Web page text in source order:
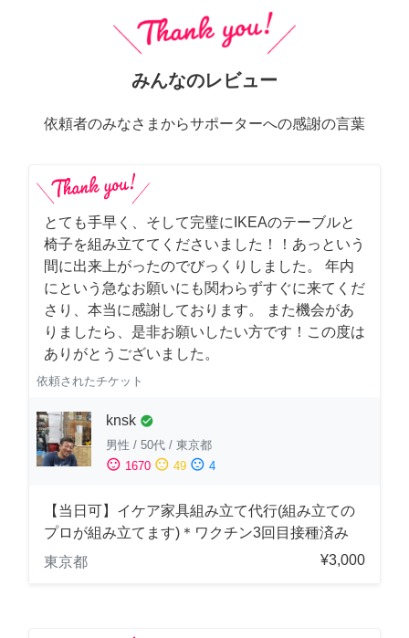
みんなのレビュー
依頼者のみなさまからサポーターへの感謝の言葉
とても手早く、そして完璧にIKEAのテーブルと
椅子を組み立ててくださいました！！あっという
間に出来上がったのでびっくりしました。 年内
にという急なお願いにも関わらずすぐに来てくだ
さり、本当に感謝しております。 また機会があ
りましたら、是非お願いしたい方です！この度は
ありがとうございました。
依頼されたチケット
knsk check_circle
男性 / 50代 / 東京都
sentiment_satisfied 1670 sentiment_neutral 49 sentiment_dissatisfied 4
【当日可】イケア家具組み立て代行(組み立ての
プロが組み立てます)＊ワクチン3回目接種済み
東京都
¥3,000